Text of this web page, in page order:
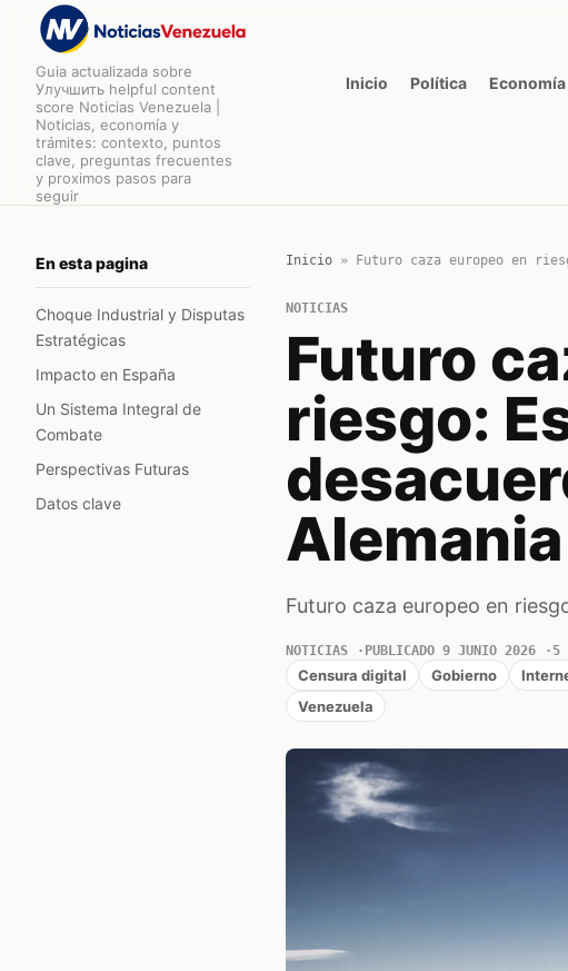
Guia actualizada sobre
Улучшить helpful content
score Noticias Venezuela |
Noticias, economía y
trámites: contexto, puntos
clave, preguntas frecuentes
y proximos pasos para
seguir
Inicio Política Economía
En esta pagina
Choque Industrial y Disputas
Estratégicas
Impacto en España
Un Sistema Integral de
Combate
Perspectivas Futuras
Datos clave
Inicio» Futuro caza europeo en
NOTICIAS
Futuro
riesgo:
Alemania
Futuro caza europeo en
NOTICIAS PUBLICADO 9 JUNIO 2026 5
Censura digital Gobierno
Venezuela